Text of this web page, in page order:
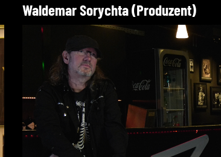
Waldemar Sorychta (Produzent)